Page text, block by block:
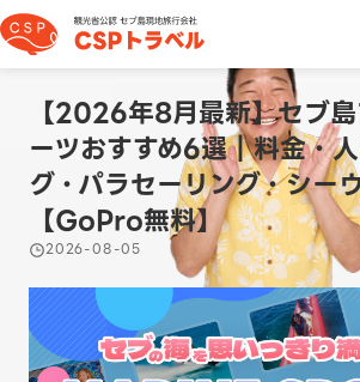
【2026年8月最新】セブ
ーツおすすめ6選｜料金・
グ・パラセーリング・シー
【GoPro無料】
2026-08-05